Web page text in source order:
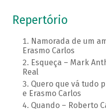
Repertório
Namorada de um
Erasmo Carlos
Esqueça – Mark
Real
Quero que vá tudo
e Erasmo Carlos
Quando – Roberto